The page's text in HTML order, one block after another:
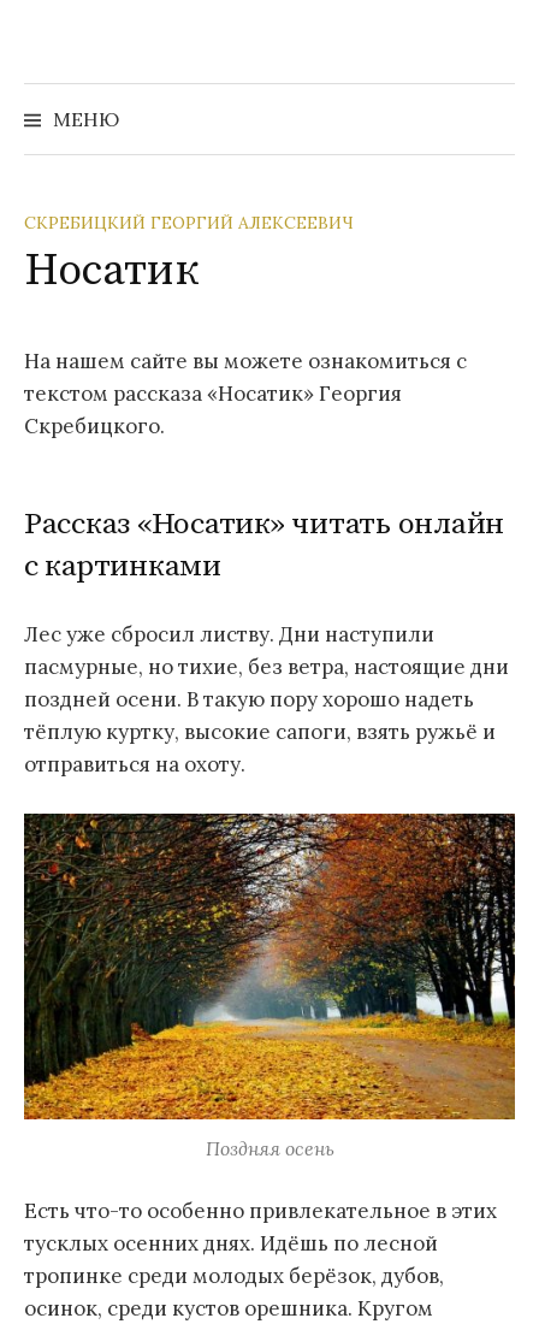
содержимому
МЕНЮ
Найти:
СКРЕБИЦКИЙ ГЕОРГИЙ АЛЕКСЕЕВИЧ
Носатик
На нашем сайте вы можете ознакомиться с
текстом рассказа «Носатик» Георгия
Скребицкого.
Рассказ «Носатик» читать онлайн
с картинками
Лес уже сбросил листву. Дни наступили
пасмурные, но тихие, без ветра, настоящие дни
поздней осени. В такую пору хорошо надеть
тёплую куртку, высокие сапоги, взять ружьё и
отправиться на охоту.
Поздняя осень
Есть что-то особенно привлекательное в этих
тусклых осенних днях. Идёшь по лесной
тропинке среди молодых берёзок, дубов,
осинок, среди кустов орешника. Кругом